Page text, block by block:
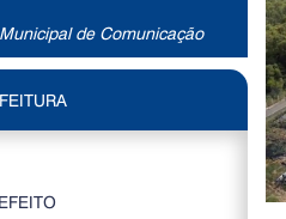
de Comunicação